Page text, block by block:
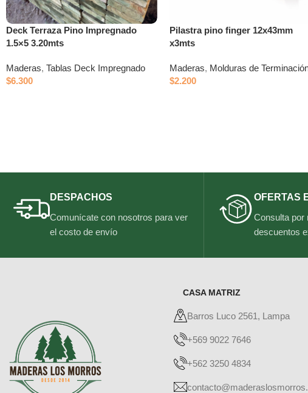
Deck Terraza Pino Impregnado
1.5×5 3.20mts
Maderas, Tablas Deck Impregnado
$6.300
Pilastra pino finger 12x43mm
x3mts
Maderas, Molduras de
$2.200
DESPACHOS
Comunícate con nosotros para ver
el costo de envío
OFERTAS
Consulta por
descuentos
CASA MATRIZ
Barros Luco 2561, Lampa
+569 9022 7646
+562 3250 4834